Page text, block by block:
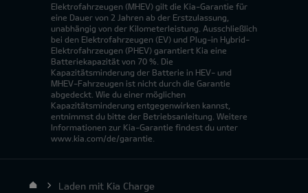
Elektrofahrzeugen (MHEV) gilt die Kia-Garantie für
eine Dauer von 2 Jahren ab der Erstzulassung,
unabhängig von der Kilometerleistung. Ausschließlich
bei den Elektrofahrzeugen (EV) und Plug-in Hybrid-
Elektrofahrzeugen (PHEV) garantiert Kia eine
Batteriekapazität von 70 %. Die
Kapazitätsminderung der Batterie in HEV- und
MHEV-Fahrzeugen ist nicht durch die Garantie
abgedeckt. Wie du einer möglichen
Kapazitätsminderung entgegenwirken kannst,
entnimmst du bitte der Betriebsanleitung. Weitere
Informationen zur Kia-Garantie findest du unter
www.kia.com/de/garantie.
Laden mit Kia Charge